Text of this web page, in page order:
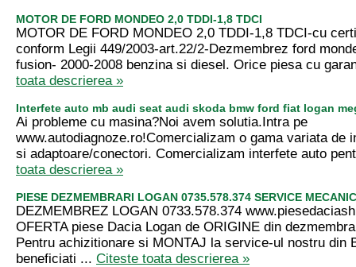
MOTOR DE FORD MONDEO 2,0 TDDI-1,8 TDCI
MOTOR DE FORD MONDEO 2,0 TDDI-1,8 TDCI-cu
conform Legii 449/2003-art.22/2-Dezmembrez ford
fusion- 2000-2008 benzina si diesel. Orice piesa cu
toata descrierea »
Interfete auto mb audi seat audi skoda bmw ford fiat logan
Ai probleme cu masina?Noi avem solutia.Intra pe
www.autodiagnoze.ro!Comercializam o gama variata de
si adaptoare/conectori. Comercializam interfete auto
toata descrierea »
PIESE DEZMEMBRARI LOGAN 0735.578.374 SERVICE
DEZMEMBREZ LOGAN 0733.578.374
OFERTA piese Dacia Logan de ORIGINE din
Pentru achizitionare si MONTAJ la service-ul nostru din
beneficiati ... Citeste toata descrierea »